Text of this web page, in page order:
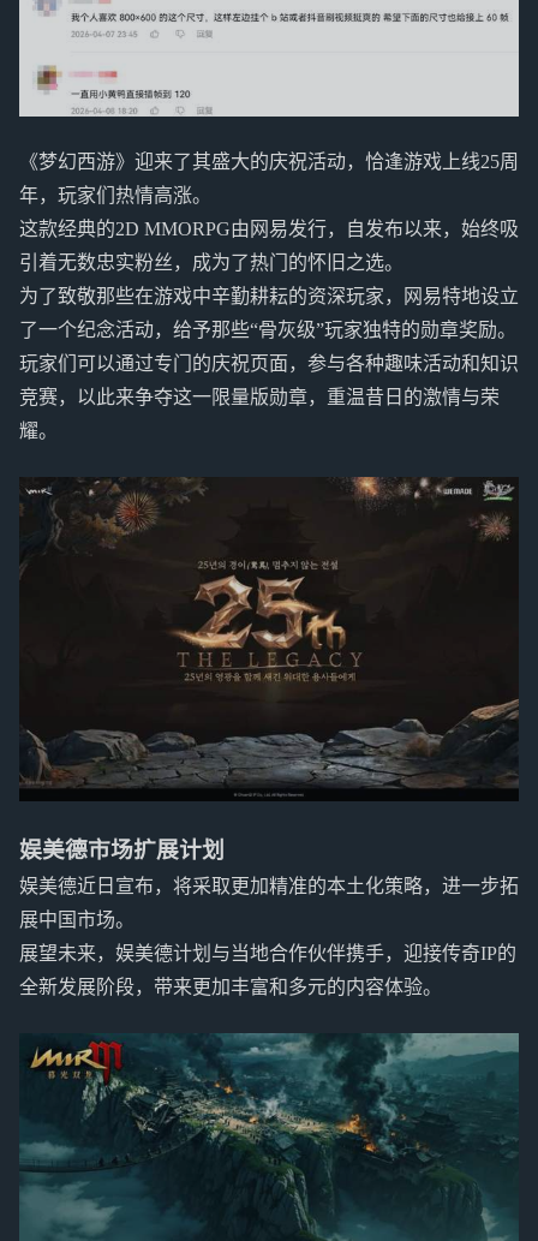
《梦幻西游》迎来了其盛大的庆祝活动，恰逢游戏上线25周
年，玩家们热情高涨。
这款经典的2D MMORPG由网易发行，自发布以来，始终吸
引着无数忠实粉丝，成为了热门的怀旧之选。
为了致敬那些在游戏中辛勤耕耘的资深玩家，网易特地设立
了一个纪念活动，给予那些“骨灰级”玩家独特的勋章奖励。
玩家们可以通过专门的庆祝页面，参与各种趣味活动和知识
竞赛，以此来争夺这一限量版勋章，重温昔日的激情与荣
耀。
娱美德市场扩展计划
娱美德近日宣布，将采取更加精准的本土化策略，进一步拓
展中国市场。
展望未来，娱美德计划与当地合作伙伴携手，迎接传奇IP的
全新发展阶段，带来更加丰富和多元的内容体验。